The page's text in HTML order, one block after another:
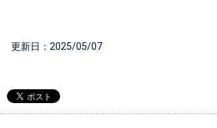
  更新日：
2025/05/07